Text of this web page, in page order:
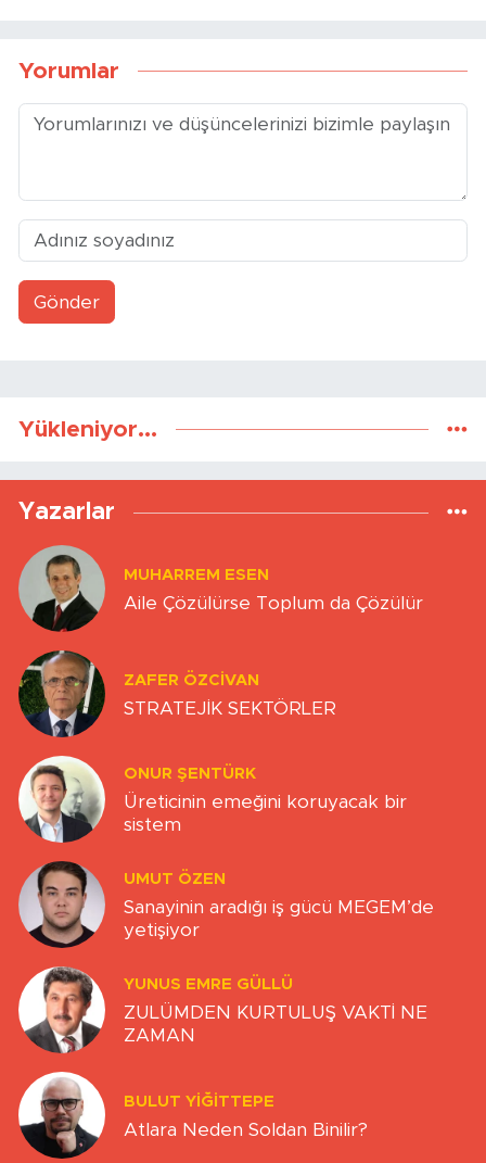
Yorumlar
Gönder
Yükleniyor...
Yazarlar
MUHARREM ESEN
Aile Çözülürse Toplum da Çözülür
ZAFER ÖZCIVAN
STRATEJİK SEKTÖRLER
ONUR ŞENTÜRK
Üreticinin emeğini koruyacak bir
sistem
UMUT ÖZEN
Sanayinin aradığı iş gücü MEGEM’de
yetişiyor
YUNUS EMRE GÜLLÜ
ZULÜMDEN KURTULUŞ VAKTİ NE
ZAMAN
BULUT YİĞİTTEPE
Atlara Neden Soldan Binilir?